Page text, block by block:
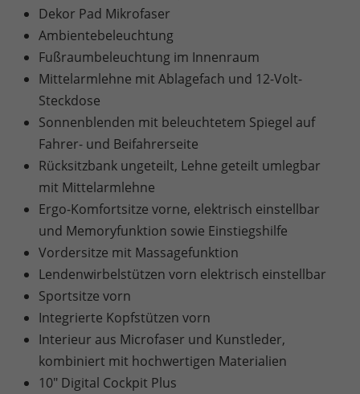
Dekor Pad Mikrofaser
Ambientebeleuchtung
Fußraumbeleuchtung im Innenraum
Mittelarmlehne mit Ablagefach und 12-Volt-
Steckdose
Sonnenblenden mit beleuchtetem Spiegel auf
Fahrer- und Beifahrerseite
Rücksitzbank ungeteilt, Lehne geteilt umlegbar
mit Mittelarmlehne
Ergo-Komfortsitze vorne, elektrisch einstellbar
und Memoryfunktion sowie Einstiegshilfe
Vordersitze mit Massagefunktion
Lendenwirbelstützen vorn elektrisch einstellbar
Sportsitze vorn
Integrierte Kopfstützen vorn
Interieur aus Microfaser und Kunstleder,
kombiniert mit hochwertigen Materialien
10" Digital Cockpit Plus